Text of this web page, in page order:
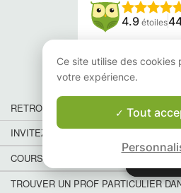
4.9 étoiles
Lisez nos
RETROUVEZ-NOUS
INVITEZ VOS AMIS
COURS PARTICULIERS DANS VOTRE
TROUVER UN PROF PARTICULIER
Ce site utilise des cookies
votre expérience.
Tout